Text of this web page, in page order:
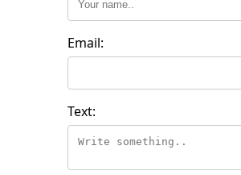
Email:
Text: